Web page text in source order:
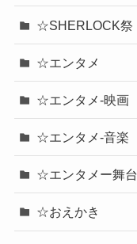
☆SHERLOCK祭
☆エンタメ
☆エンタメ-映画
☆エンタメ-音楽
☆エンタメー舞台
☆おえかき